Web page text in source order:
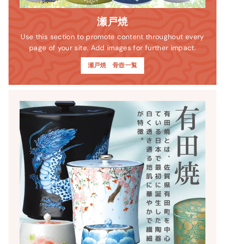
瀬戸焼
Use this section to promote content throughout every
page of your site. Add images for further impact.
瀬戸焼 骨壺一覧